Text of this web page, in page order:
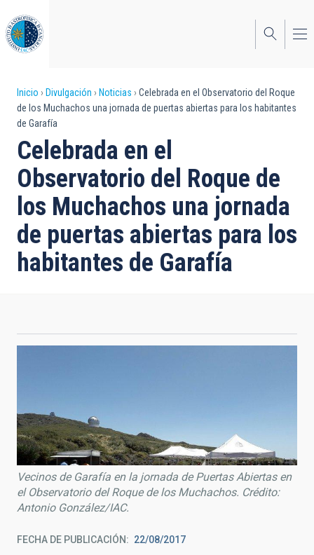
al
contenido
principal
Sobrescribir
enlaces
de
ayuda
a
la
navegación
Inicio Divulgación Noticias
Celebrada en el Observatorio del Roque
de los Muchachos una jornada de puertas abiertas para los habitantes
de Garafía
Celebrada en el
Observatorio del Roque de
los Muchachos una jornada
de puertas abiertas para los
habitantes de Garafía
Vecinos de Garafía en la jornada de Puertas Abiertas en
el Observatorio del Roque de los Muchachos. Crédito:
Antonio González/IAC.
FECHA DE PUBLICACIÓN 22/08/2017